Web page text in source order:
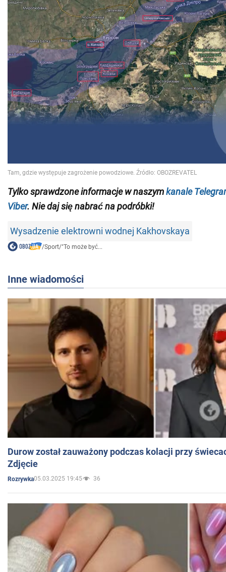
Tylko sprawdzone informacje w naszymkanale
Viber. Nie daj się nabrać na podróbki!
Wysadzenie elektrowni wodnej Kakhovskaya
/Sport/"To może być...
Inne wiadomości
Durow został zauważony podczas kolacji przy
Zdjęcie
Rozrywka05.03.2025 19:45 36